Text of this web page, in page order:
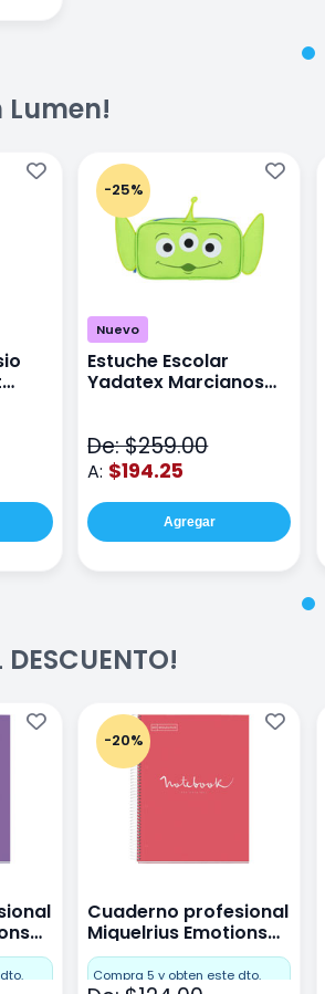
Lumen!
-25%
Nuevo
Estuche Escolar
Yadatex Marcianos
De: $259.00
A: $194.25
Agregar
-20%
Cuaderno profesional
Miquelrius Emotions
raya 80 hojas Coral
Compra 5 y obten este dto.